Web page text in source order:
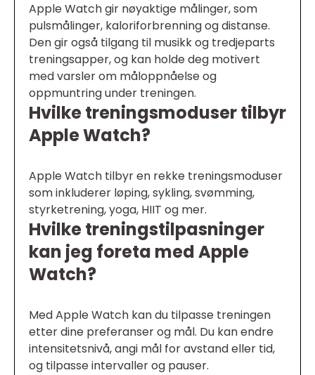
Apple Watch gir nøyaktige målinger, som
pulsmålinger, kaloriforbrenning og distanse.
Den gir også tilgang til musikk og tredjeparts
treningsapper, og kan holde deg motivert
med varsler om måloppnåelse og
oppmuntring under treningen.
Hvilke treningsmoduser tilbyr
Apple Watch?
Apple Watch tilbyr en rekke treningsmoduser
som inkluderer løping, sykling, svømming,
styrketrening, yoga, HIIT og mer.
Hvilke treningstilpasninger
kan jeg foreta med Apple
Watch?
Med Apple Watch kan du tilpasse treningen
etter dine preferanser og mål. Du kan endre
intensitetsnivå, angi mål for avstand eller tid,
og tilpasse intervaller og pauser.